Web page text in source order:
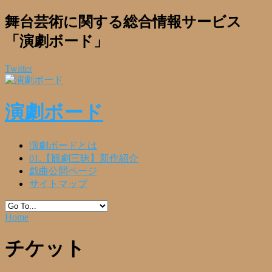
舞台芸術に関する総合情報サービス
「演劇ボード」
Twitter
演劇ボード
演劇ボードとは
01.【観劇三昧】新作紹介
戯曲公開ページ
サイトマップ
Home
チケット